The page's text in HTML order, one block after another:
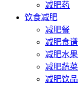
减肥药
饮食减肥
减肥餐
减肥食谱
减肥水果
减肥蔬菜
减肥饮品